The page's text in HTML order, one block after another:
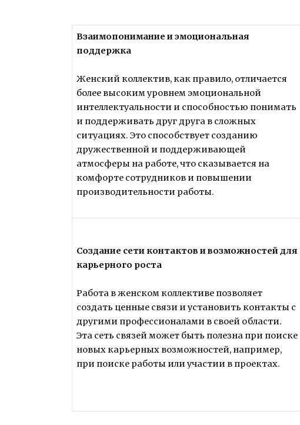
Взаимопонимание и эмоциональная
поддержка
Женский коллектив, как правило, отличается
более высоким уровнем эмоциональной
интеллектуальности и способностью понимать
и поддерживать друг друга в сложных
ситуациях. Это способствует созданию
дружественной и поддерживающей
атмосферы на работе, что сказывается на
комфорте сотрудников и повышении
производительности работы.
Создание сети контактов и возможностей для
карьерного роста
Работа в женском коллективе позволяет
создать ценные связи и установить контакты с
другими профессионалами в своей области.
Эта сеть связей может быть полезна при поиске
новых карьерных возможностей, например,
при поиске работы или участии в проектах.